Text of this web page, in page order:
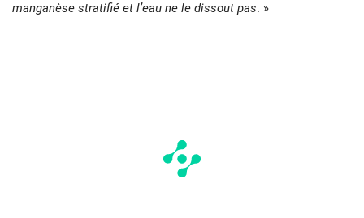
manganèse stratifié et l’eau ne le dissout pas. »